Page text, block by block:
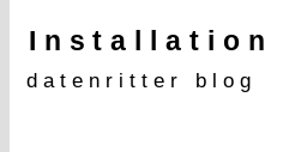
Installation
datenritter blog